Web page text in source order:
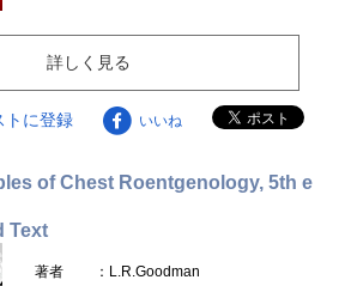
詳しく見る
トに登録 いいね
of Chest Roentgenology, 5th e
Text
著者
：L.R.Goodman